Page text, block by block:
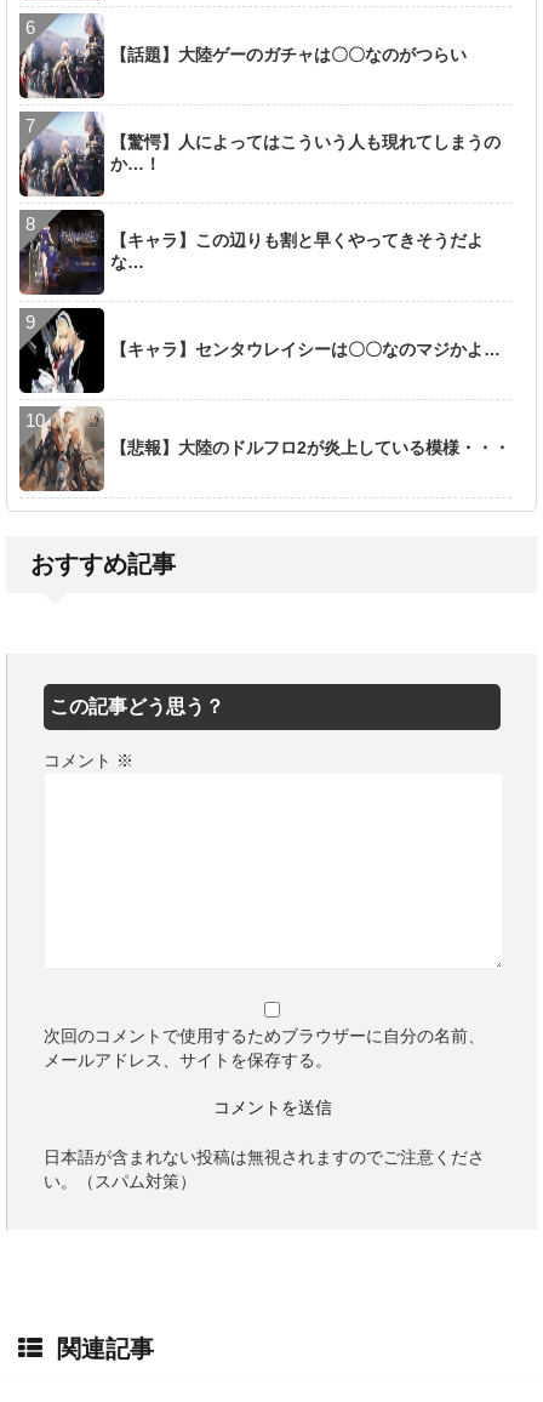
【話題】大陸ゲーのガチャは〇〇なのがつらい
【驚愕】人によってはこういう人も現れてしまうの
か…！
【キャラ】この辺りも割と早くやってきそうだよ
な…
【キャラ】センタウレイシーは〇〇なのマジかよ…
【悲報】大陸のドルフロ2が炎上している模様・・・
おすすめ記事
この記事どう思う？
コメント ※
次回のコメントで使用するためブラウザーに自分の名前、
メールアドレス、サイトを保存する。
日本語が含まれない投稿は無視されますのでご注意くださ
い。（スパム対策）
関連記事